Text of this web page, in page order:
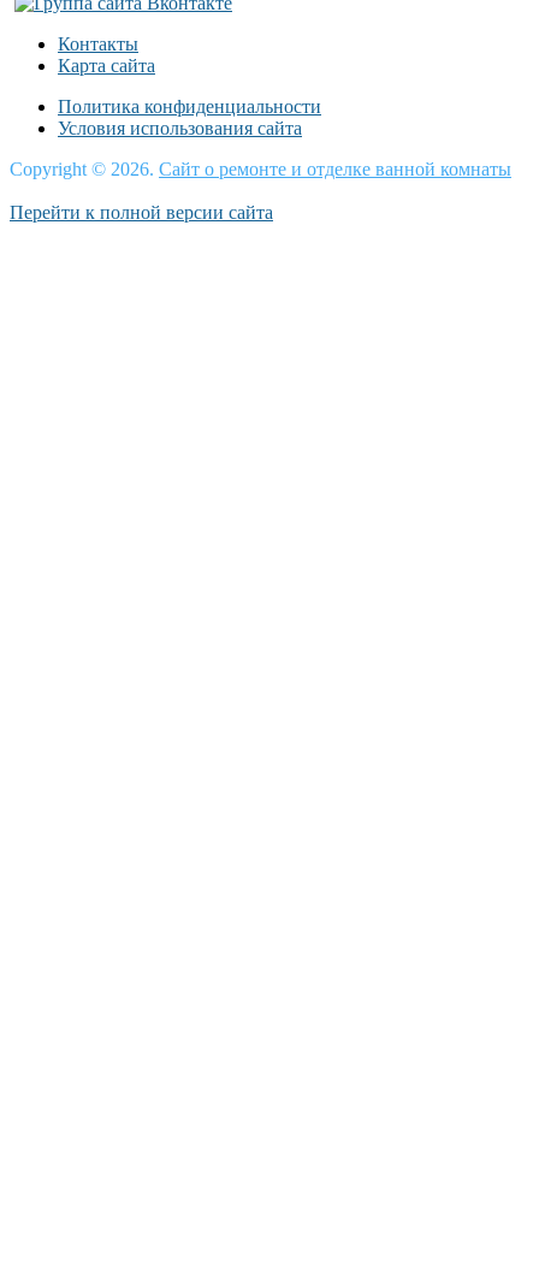
Контакты
Карта сайта
Политика конфиденциальности
Условия использования сайта
Copyright © 2026. Сайт о ремонте и отделке ванной комнаты
Перейти к полной версии сайта